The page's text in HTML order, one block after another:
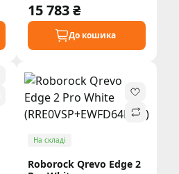
15 783 ₴
До кошика
На складі
Roborock Qrevo Edge 2